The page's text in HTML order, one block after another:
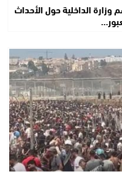
الداخلية حول الأحداث